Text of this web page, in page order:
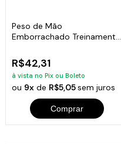
Peso de Mão
Emborrachado Treinamento
R$42,31
à vista no Pix ou Boleto
ou 9x de R$5,05sem juros
Comprar